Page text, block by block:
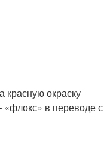
красную окраску
в переводе с